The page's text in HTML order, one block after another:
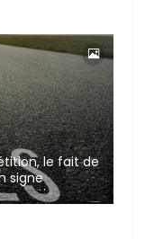
le fait de
signe
sanctions